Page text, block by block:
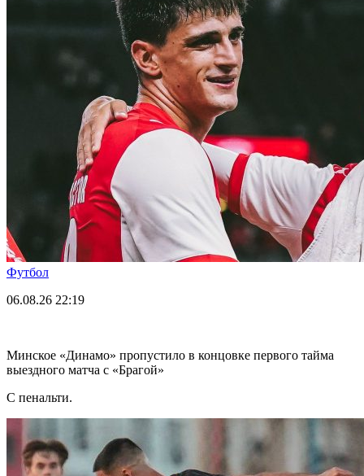
Футбол
06.08.26 22:19
Минское «Динамо» пропустило в концовке первого тайма
выездного матча с «Брагой»
С пенальти.